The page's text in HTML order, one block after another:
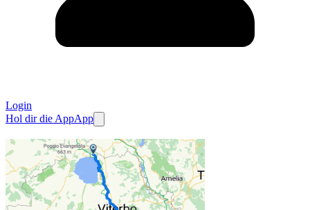
Login
Hol dir die AppApp